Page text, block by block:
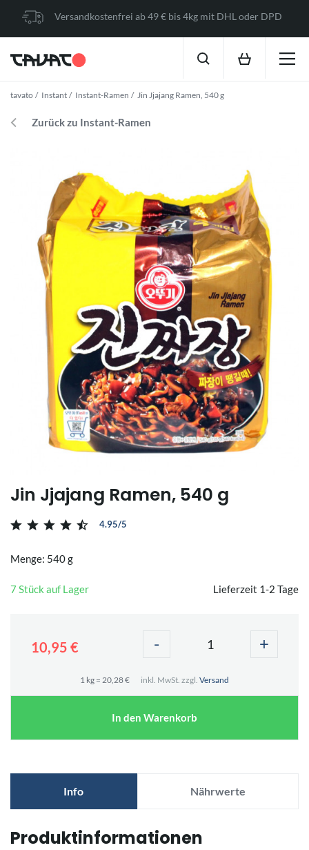
Versandkostenfrei ab 49 € bis 4kg mit DHL oder DPD
tavato Instant Instant-Ramen Jin Jjajang Ramen, 540 g
Zurück zu Instant-Ramen
Jin Jjajang Ramen, 540 g
4.95/5
Menge: 540 g
7 Stück auf Lager Lieferzeit 1-2 Tage
10,95 € - +
1 kg = 20,28 € inkl. MwSt. zzgl. Versand
In den Warenkorb
Info Nährwerte
Produktinformationen